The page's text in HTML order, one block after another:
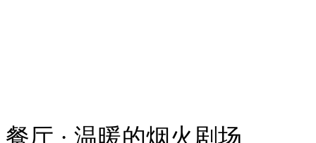
餐厅 · 温暖的烟火剧场